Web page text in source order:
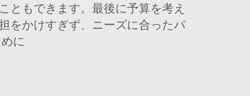
ともできます。最後に予算を考え
をかけすぎず、ニーズに合ったパ
に